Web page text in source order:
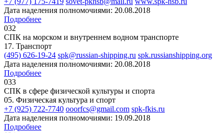
Дата наделения полномочиями: 20.08.2018
Подробнее
032
СПК на морском и внутреннем водном транспорте
17. Транспорт
(495) 626-19-24 spk@russian-shipping.ru spk.russianshipping.org
Дата наделения полномочиями: 20.08.2018
Подробнее
033
СПК в сфере физической культуры и спорта
05. Физическая культура и спорт
+7 (925) 722-7740 ooorfcs@gmail.com spk-fkis.ru
Дата наделения полномочиями: 19.09.2018
Подробнее